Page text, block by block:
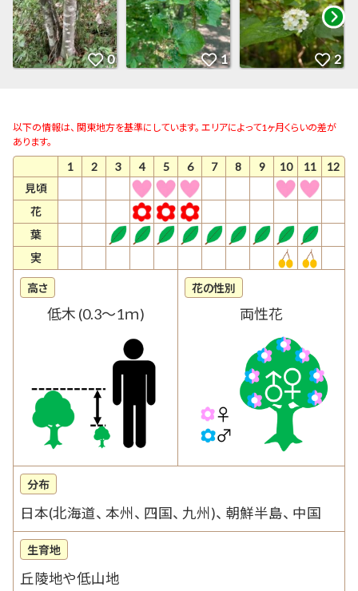
以下の情報は、 関東地方を基準にしています。 エリアによって1ヶ月くらいの差が
あります。
1 2 3 4 5 6 7 8 9 10 11
12
見頃
花
葉
実
高さ
低木 (0.3～1ｍ)
花の性別
両性花
分布
日本(北海道、 本州、 四国、 九州)、 朝鮮半島、 中国
生育地
丘陵地や低山地